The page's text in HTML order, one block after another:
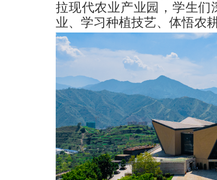
拉现代农业产业园，学生
业、学习种植技艺、体悟